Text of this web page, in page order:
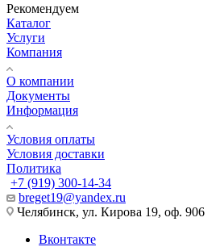
Рекомендуем
Каталог
Услуги
Компания
О компании
Документы
Информация
Условия оплаты
Условия доставки
Политика
+7 (919) 300-14-34
breget19@yandex.ru
Челябинск, ул. Кирова 19, оф. 906
Вконтакте